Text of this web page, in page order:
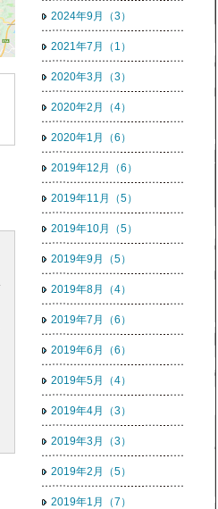
2024年9月（3）
2021年7月（1）
2020年3月（3）
2020年2月（4）
2020年1月（6）
2019年12月（6）
2019年11月（5）
2019年10月（5）
2019年9月（5）
2019年8月（4）
2019年7月（6）
2019年6月（6）
2019年5月（4）
2019年4月（3）
2019年3月（3）
2019年2月（5）
2019年1月（7）